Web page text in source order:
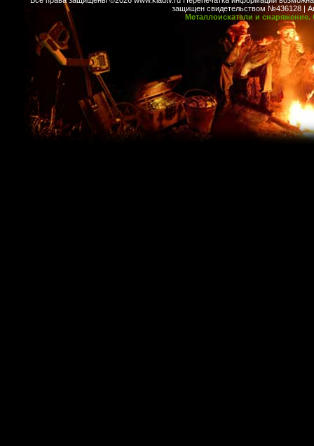
защищен свидетельством №436128 |
Металлоискатели и